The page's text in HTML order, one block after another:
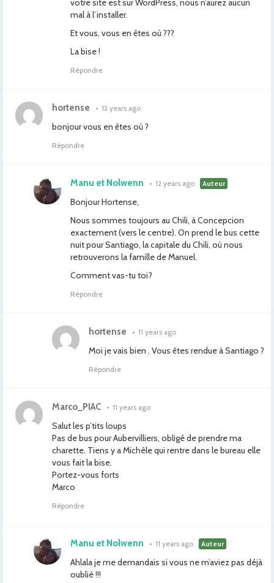
votre site est sur WordPress, nous n’aurez aucun
mal à l’installer.
Et vous, vous en êtes où ???
La bise !
Répondre
hortense • 12 years ago
bonjour vous en êtes où ?
Répondre
Manu et Nolwenn • 12 years ago Auteur
Bonjour Hortense,
Nous sommes toujours au Chili, à Concepcion
exactement (vers le centre). On prend le bus cette
nuit pour Santiago, la capitale du Chili, où nous
retrouverons la famille de Manuel.
Comment vas-tu toi?
Répondre
hortense • 11 years ago
Moi je vais bien . Vous êtes rendue à Santiago ?
Répondre
Marco_PIAC • 11 years ago
Salut les p’tits loups
Pas de bus pour Aubervilliers, obligé de prendre ma
charette. Tiens y a Michèle qui rentre dans le bureau elle
vous fait la bise.
Portez-vous forts
Marco
Répondre
Manu et Nolwenn • 11 years ago Auteur
Ahlala je me demandais si vous ne m’aviez pas déjà
oublié !!!